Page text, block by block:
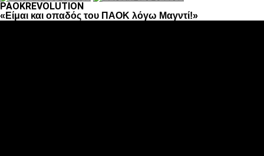
PAOKREVOLUTION
«Είμαι και οπαδός του ΠΑΟΚ λόγω Μαγντί!»